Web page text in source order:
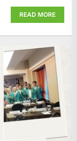
READ MORE